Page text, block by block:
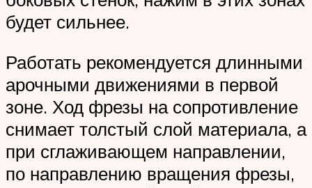
будет сильнее.
Работать рекомендуется длинными
арочными движениями в первой
зоне. Ход фрезы на сопротивление
снимает толстый слой материала, а
при сглаживающем направлении,
по направлению вращения фрезы,